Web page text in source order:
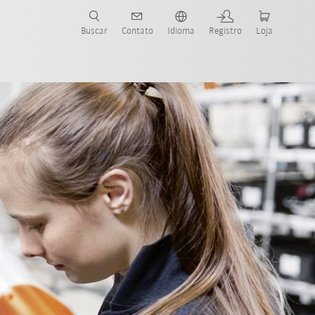
Buscar Contato Idioma Registro Loja